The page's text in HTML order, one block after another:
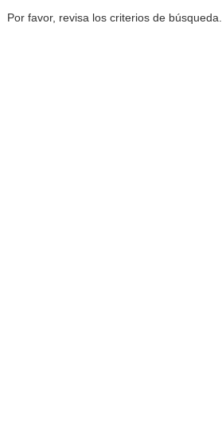
Por favor, revisa los criterios de búsqueda.